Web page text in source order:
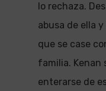
lo rechaza.
abusa de ella
que se case
familia. Kenan
enterarse de